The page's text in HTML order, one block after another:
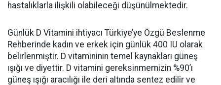
hastalıklarla ilişkili olabileceği düşünülmektedir.
Günlük D Vitamini ihtiyacı Türkiye’ye Özgü Beslenme
Rehberinde kadın ve erkek için günlük 400 IU olarak
belirlenmiştir. D vitamininin temel kaynakları güneş
ışığı ve diyettir. D vitamini gereksinmemizin %90’ı
güneş ışığı aracılığı ile deri altında sentez edilir ve